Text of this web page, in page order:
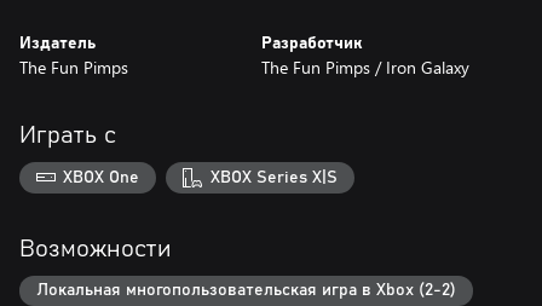
онлайн, в следующих режимах: Игрок против игрока,
Совместное выживание или Совместное создание.
Создавайте - Выпускайте свой творческий потенциал и стройте
свой собственный мир в одиночку или с друзьями.
Наслаждайтесь неограниченным доступом к 400 предметам в
игре и к 1200 уникальным строительным материалам в
активных и пассивных тренировок. 7 Days to Die - это
Издатель
The Fun Pimps
Разработчик
The Fun Pimps / Iron Galaxy
Играть с
XBOX One XBOX Series X|S
Возможности
Локальная многопользовательская игра в Xbox (2-2)